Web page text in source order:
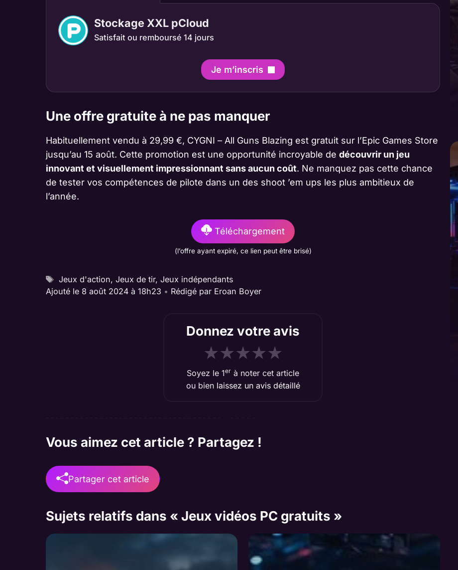
Stockage XXL pCloud
Satisfait ou remboursé 14 jours
Je m’inscris
Une offre gratuite à ne pas manquer
Habituellement vendu à 29,99 €, CYGNI – All Guns Blazing est gratuit sur l’Epic Games Store
jusqu’au 15 août. Cette promotion est une opportunité incroyable de découvrir un jeu
innovant et visuellement impressionnant sans aucun coût. Ne manquez pas cette chance
de tester vos compétences de pilote dans un des shoot ’em ups les plus ambitieux de
l’année.
Téléchargement
(l’offre ayant expiré, ce lien peut être brisé)
Étiquettes
Jeux d'action, Jeux de tir, Jeux indépendants
Ajouté le 8 août 2024 à 18h23 • Rédigé par Eroan Boyer
Donnez votre avis
★★★★★
Soyez le 1er à noter cet article
ou bien laissez un avis détaillé
Vous aimez cet article ? Partagez !
Partager cet article
Sujets relatifs dans « Jeux vidéos PC gratuits »